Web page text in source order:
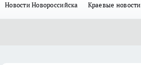
Новости Новороссийска Краевые новости